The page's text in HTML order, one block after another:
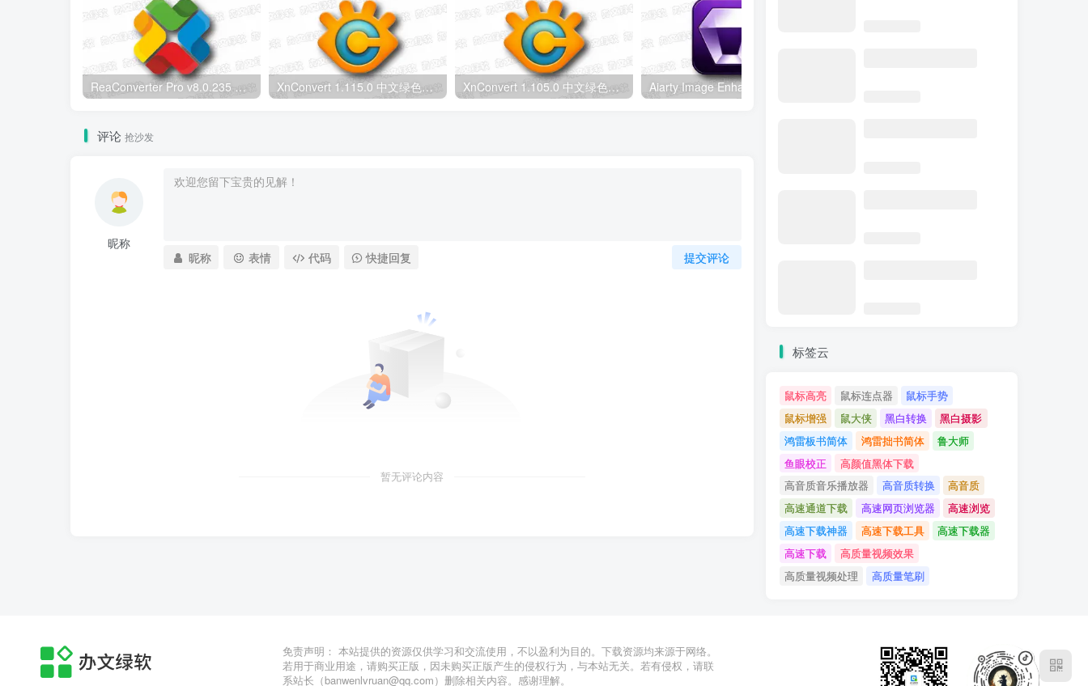
ReaConverter Pro v8.0.235 便携版 – 批量图片转换处理工具 XnConvert 1.115.0 中文绿色版 – 图像批量处理软件 XnConvert 1.105.0 中文绿色版 – 图像转换编辑工具
评论 抢沙发
昵称
提交评论
昵称 表情 代码 快捷回复
暂无评论内容
标签云
鼠标高亮 鼠标连点器
鼠标手势
鼠标增强
鼠大侠 黑白转换
黑白摄影
鸿雷板书简体
鸿雷拙书简体
鲁大师
鱼眼校正
高颜值黑体下载
高音质音乐播放器
高音质转换
高音质
高速通道下载
高速网页浏览器
高速浏览
高速下载神器
高速下载工具
高速下载器
高速下载
高质量视频效果
高质量视频处理
高质量笔刷
免责声明： 本站提供的资源仅供学习和交流使用，不以盈利为目的。下载资源均来源于网络。
若用于商业用途，请购买正版，因未购买正版产生的侵权行为，与本站无关。若有侵权，请联
系站长（banwenlvruan@qq.com）删除相关内容。感谢理解。